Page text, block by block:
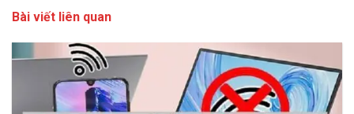
Bài viết liên quan